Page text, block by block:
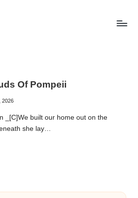
Of Pompeii
2026
_[C]We built our home out on the
she lay…